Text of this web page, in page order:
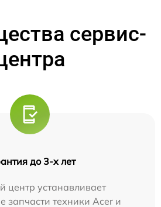
сервис-
до 3-х лет
центр устанавливает
запчасти техники Acer и